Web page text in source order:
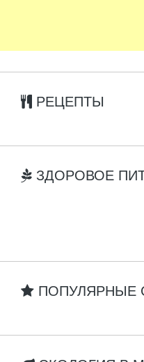
РЕЦЕПТЫ
ЗДОРОВОЕ
ПОПУЛЯРНЫЕ